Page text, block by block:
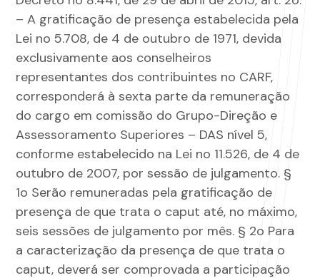
– A gratificação de presença estabelecida pela
Lei no 5.708, de 4 de outubro de 1971, devida
exclusivamente aos conselheiros
representantes dos contribuintes no CARF,
corresponderá à sexta parte da remuneração
do cargo em comissão do Grupo-Direção e
Assessoramento Superiores – DAS nível 5,
conforme estabelecido na Lei no 11.526, de 4 de
outubro de 2007, por sessão de julgamento. §
1o Serão remuneradas pela gratificação de
presença de que trata o caput até, no máximo,
seis sessões de julgamento por mês. § 2o Para
a caracterização da presença de que trata o
caput, deverá ser comprovada a participação